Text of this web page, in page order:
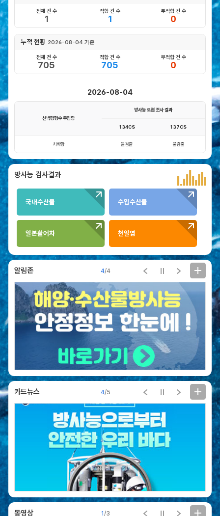
알림존 4/4
카드뉴스 4/5
동영상 1/3
전체 건 수
1
적합 건 수
1
부적합 건 수
0
누적 현황 2026-08-04 기준
전체 건 수
705
적합 건 수
705
부적합 건 수
0
2026-08-04
선박평형수 주입항
방사능 오염 조사 결과
134CS 137CS
치바항 불검출 불검출
방사능 검사결과
국내수산물 수입수산물
일본활어차 천일염
의
사
비
양
능
차
분석결과
해양방사능 측정자료의
분석결과 제공합니다.
분
석
해
양
방
사
능
해
방
사
능
박
평
형
방
사